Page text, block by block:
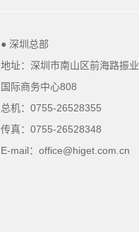
● 深圳总部
地址：深圳市南山区前海路振业
国际商务中心808
总机：0755-26528355
传真：0755-26528348
E-mail：office@higet.com.cn